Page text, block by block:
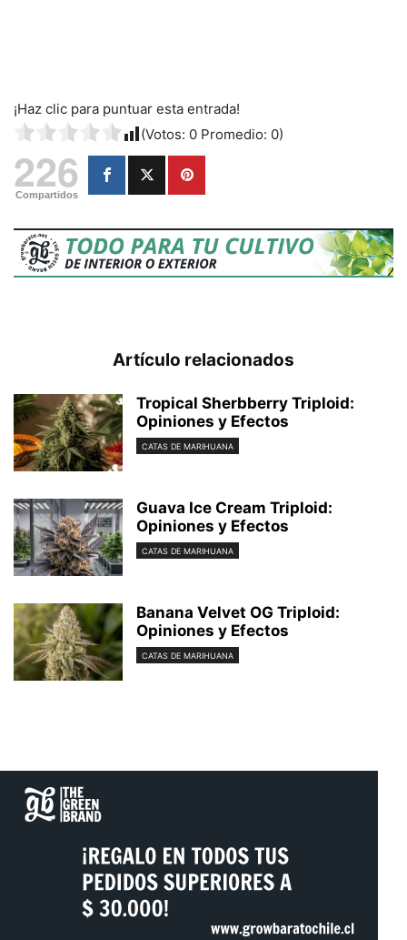
¡Haz clic para puntuar esta entrada!
(Votos: 0 Promedio: 0)
226
Compartidos
Artículo relacionados
Tropical Sherbberry Triploid:
Opiniones y Efectos
CATAS DE MARIHUANA
Guava Ice Cream Triploid:
Opiniones y Efectos
CATAS DE MARIHUANA
Banana Velvet OG Triploid:
Opiniones y Efectos
CATAS DE MARIHUANA